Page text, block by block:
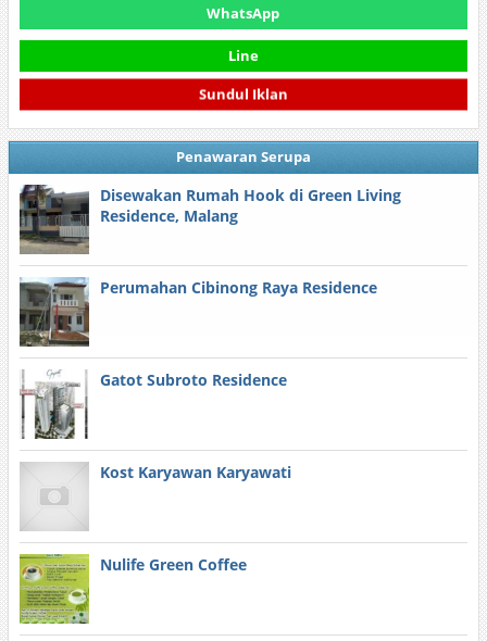
WhatsApp
Line
Sundul Iklan
Penawaran Serupa
Disewakan Rumah Hook di Green Living
Residence, Malang
Perumahan Cibinong Raya Residence
Gatot Subroto Residence
Kost Karyawan Karyawati
Nulife Green Coffee